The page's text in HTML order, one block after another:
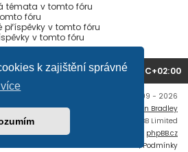
k zajištění správné
témata v tomto fóru
fóru
příspěvky v tomto fóru
v tomto fóru
Všechny časy jsou v UTC+02:00
Copyright © mujtank.cz 2009 - 2026
Ian Bradley
naphpBB
® Forum Software © phpBB Limited
phpBB.cz
Soukromí|Podmínky